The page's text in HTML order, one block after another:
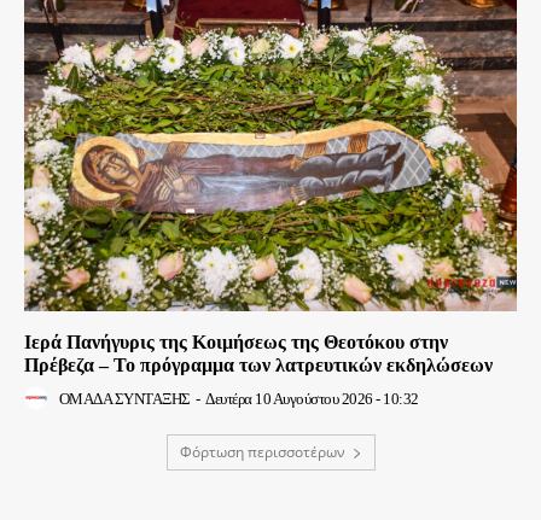
Ιερά Πανήγυρις της Κοιμήσεως της Θεοτόκου στην
Πρέβεζα – Το πρόγραμμα των λατρευτικών εκδηλώσεων
ΟΜΑΔΑ ΣΥΝΤΑΞΗΣ - Δευτέρα 10 Αυγούστου 2026 - 10:32
Φόρτωση περισσοτέρων